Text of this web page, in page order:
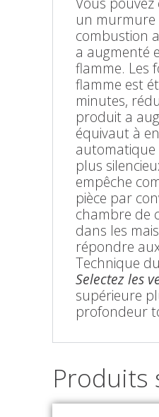
un murmure
combustion
a augmenté
flamme. Les
flamme est
minutes,
produit a
équivaut à
automatique
plus
empêche
pièce par
chambre de
dans les
répondre
Technique
Selectez les
supérieure
profondeur
Produits